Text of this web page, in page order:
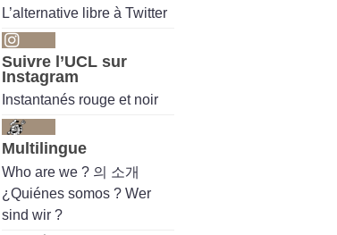
L’alternative libre à Twitter
Suivre l’UCL sur
Instagram
Instantanés rouge et noir
Multilingue
Who are we ? 의 소개
¿Quiénes somos ? Wer
sind wir ?